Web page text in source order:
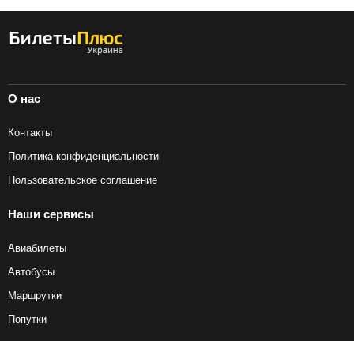
О нас
Контакты
Политика конфиденциальности
Пользовательское соглашение
Наши сервисы
Авиабилеты
Автобусы
Маршрутки
Попутки